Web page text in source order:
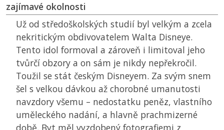
zajímavé okolnosti
Už od středoškolských studií byl velkým a zcela
nekritickým obdivovatelem Walta Disneye.
Tento idol formoval a zároveň i limitoval jeho
tvůrčí obzory a on sám je nikdy nepřekročil.
Toužil se stát českým Disneyem. Za svým snem
šel s velkou dávkou až chorobné umanutosti
navzdory všemu – nedostatku peněz, vlastního
uměleckého nadání, a hlavně prachmizerné